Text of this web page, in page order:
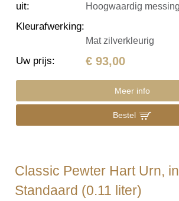
uit: Hoogwaardig messing
Kleurafwerking:
Mat zilverkleurig
Uw prijs: € 93,00
Meer info
Bestel
Classic Pewter Hart Urn,
Standaard (0.11 liter)